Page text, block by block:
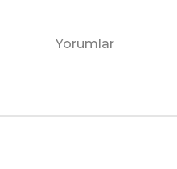
Yorumlar